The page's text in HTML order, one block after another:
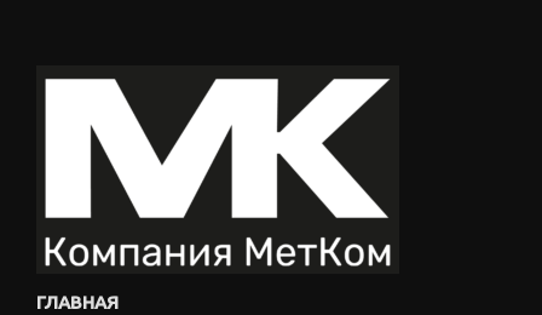
ГЛАВНАЯ